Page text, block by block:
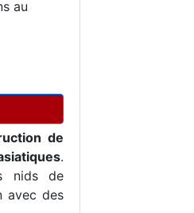
au
de
.
nids de
avec des